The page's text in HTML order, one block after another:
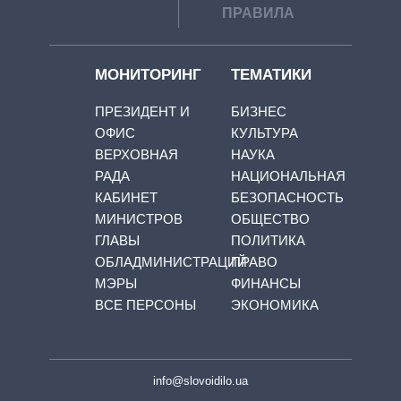
ПРАВИЛА
МОНИТОРИНГ
ПРЕЗИДЕНТ И
ОФИС
ВЕРХОВНАЯ
РАДА
КАБИНЕТ
МИНИСТРОВ
ГЛАВЫ
ОБЛАДМИНИСТРАЦИЙ
МЭРЫ
ВСЕ ПЕРСОНЫ
ТЕМАТИКИ
БИЗНЕС
КУЛЬТУРА
НАУКА
НАЦИОНАЛЬНАЯ
БЕЗОПАСНОСТЬ
ОБЩЕСТВО
ПОЛИТИКА
ПРАВО
ФИНАНСЫ
ЭКОНОМИКА
info@slovoidilo.ua